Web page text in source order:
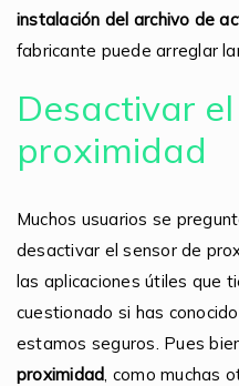
instalación del archivo de
fabricante puede arreglar
Desactivar
proximidad
Muchos usuarios se
desactivar el sensor de
las aplicaciones útiles que
cuestionado si has
estamos seguros. Pues
proximidad , como muchas